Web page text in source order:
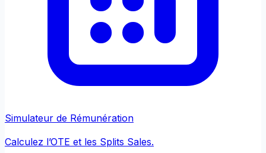
Simulateur de Rémunération
Calculez l’OTE et les Splits Sales.